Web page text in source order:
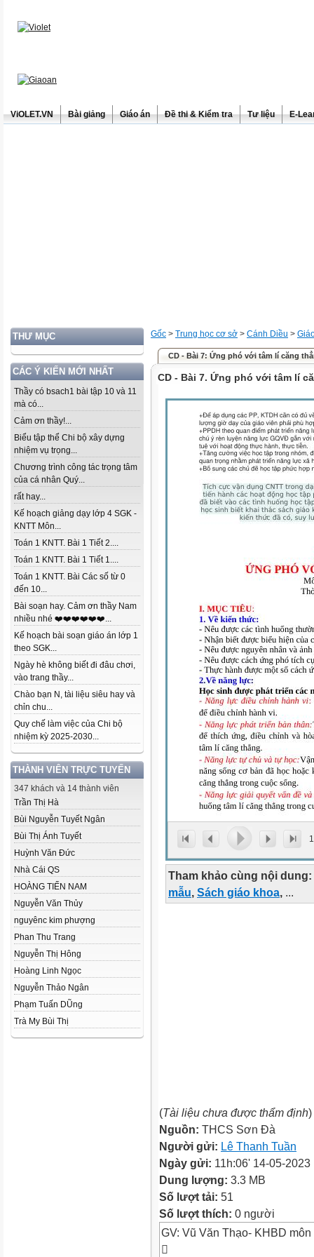
ViOLET.VN Bài giảng Giáo án Đề thi & Kiểm tra Tư liệu E-
THƯ MỤC
CÁC Ý KIẾN MỚI NHẤT
Thầy có bsach1 bài tập 10 và 11
mà có...
Cảm ơn thầy!...
Biểu tập thể Chi bộ xây dựng
nhiệm vụ trọng...
Chương trình công tác trọng tâm
của cá nhân Quý...
rất hay...
Kế hoạch giảng dạy lớp 4 SGK -
KNTT Môn...
Toán 1 KNTT. Bài 1 Tiết 2....
Toán 1 KNTT. Bài 1 Tiết 1....
Toán 1 KNTT. Bài Các số từ 0
đến 10...
Bài soạn hay. Cảm ơn thầy Nam
nhiều nhé ❤️❤️❤️❤️❤️❤️...
Kế hoạch bài soạn giáo án lớp 1
theo SGK...
Ngày hè không biết đi đâu chơi,
vào trang thầy...
Chào bạn N, tài liệu siêu hay và
chỉn chu...
Quy chế làm việc của Chi bộ
nhiệm kỳ 2025-2030...
THÀNH VIÊN TRỰC TUYẾN
347 khách và 14 thành viên
Trần Thị Hà
Bùi Nguyễn Tuyết Ngân
Bùi Thị Ánh Tuyết
Huỳnh Văn Đức
Nhà Cái QS
HOÀNG TIẾN NAM
Nguyễn Văn Thủy
nguyênc kim phượng
Phan Thu Trang
Nguyễn Thị Hông
Hoàng Linh Ngọc
Nguyễn Thảo Ngân
Phạm Tuấn DŨng
Trà My Bùi Thị
Gốc > Trung học cơ sở > Cánh Diều >
CD - Bài 7: Ứng phó với tâm lí căng
CD - Bài 7. Ứng phó với tâm lí
1
Tham khảo cùng nội dung:
mẫu, Sách giáo khoa, ...
(Tài liệu chưa được thẩm định)
Nguồn: THCS Sơn Đà
Người gửi: Lê Thanh Tuần
Ngày gửi: 11h:06' 14-05-2023
Dung lượng: 3.3 MB
Số lượt tải: 51
Số lượt thích: 0 người
GV: Vũ Văn Thạo- KHBD
